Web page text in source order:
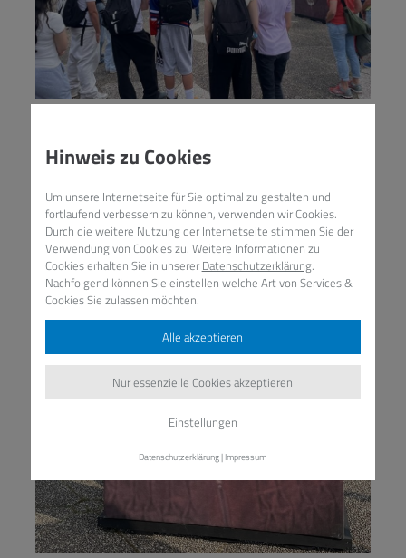
Hinweis zu Cookies
Um unsere Internetseite für Sie optimal zu gestalten und
fortlaufend verbessern zu können, verwenden wir Cookies.
Durch die weitere Nutzung der Internetseite stimmen Sie der
Verwendung von Cookies zu. Weitere Informationen zu
Cookies erhalten Sie in unserer Datenschutzerklärung.
Nachfolgend können Sie einstellen welche Art von Services &
Cookies Sie zulassen möchten.
Alle akzeptieren
Nur essenzielle Cookies akzeptieren
Einstellungen
Datenschutzerklärung|Impressum